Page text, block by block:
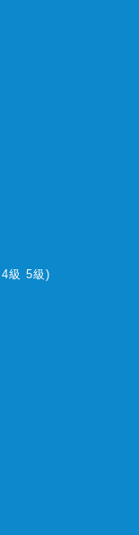
4級 5級 )